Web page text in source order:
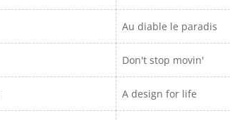
Au diable le paradis
Don't stop movin'
A design for life